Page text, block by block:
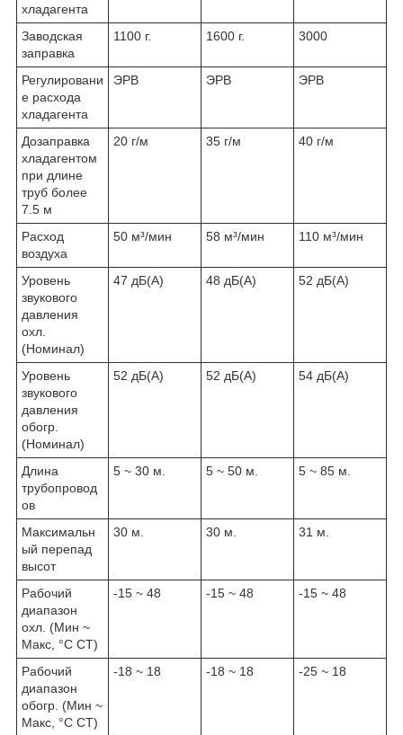
хладагента
Заводская
заправка
1100 г. 1600 г. 3000
Регулировани
е расхода
хладагента
ЭРВ ЭРВ ЭРВ
Дозаправка
хладагентом
при длине
труб более
7.5 м
20 г/м 35 г/м 40 г/м
Расход
воздуха
50 м³/мин 58 м³/мин 110 м³/мин
Уровень
звукового
давления
охл.
(Номинал)
47 дБ(A) 48 дБ(A) 52 дБ(A)
Уровень
звукового
давления
обогр.
(Номинал)
52 дБ(A) 52 дБ(A) 54 дБ(A)
Длина
трубопровод
ов
5 ~ 30 м. 5 ~ 50 м. 5 ~ 85 м.
Максимальн
ый перепад
высот
30 м. 30 м. 31 м.
Рабочий
диапазон
охл. (Мин ~
Макс, °C СТ)
-15 ~ 48 -15 ~ 48 -15 ~ 48
Рабочий
диапазон
обогр. (Мин ~
Макс, °C СТ)
-18 ~ 18 -18 ~ 18 -25 ~ 18